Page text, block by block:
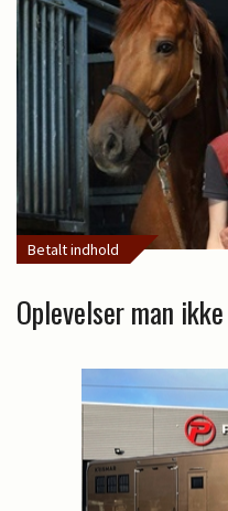
Betalt indhold
Oplevelser man